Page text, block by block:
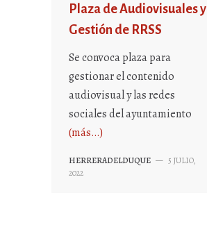
Plaza de Audiovisuales y
Gestión de RRSS
Se convoca plaza para
gestionar el contenido
audiovisual y las redes
sociales del ayuntamiento
(más…)
HERRERADELDUQUE — 5 JULIO,
2022